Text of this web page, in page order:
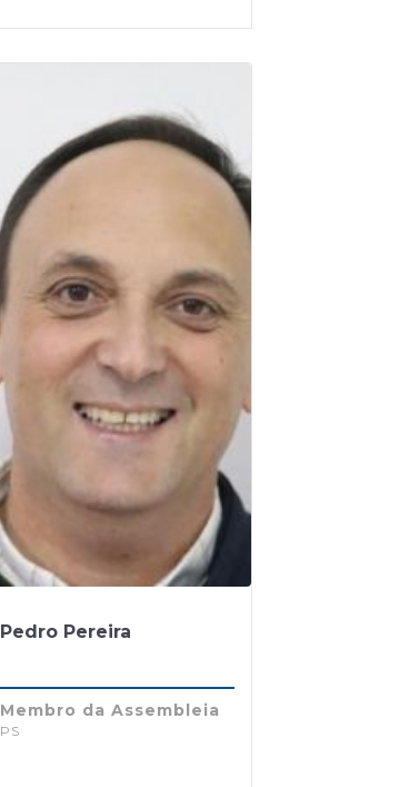
Pedro Pereira
Membro da Assembleia
PS